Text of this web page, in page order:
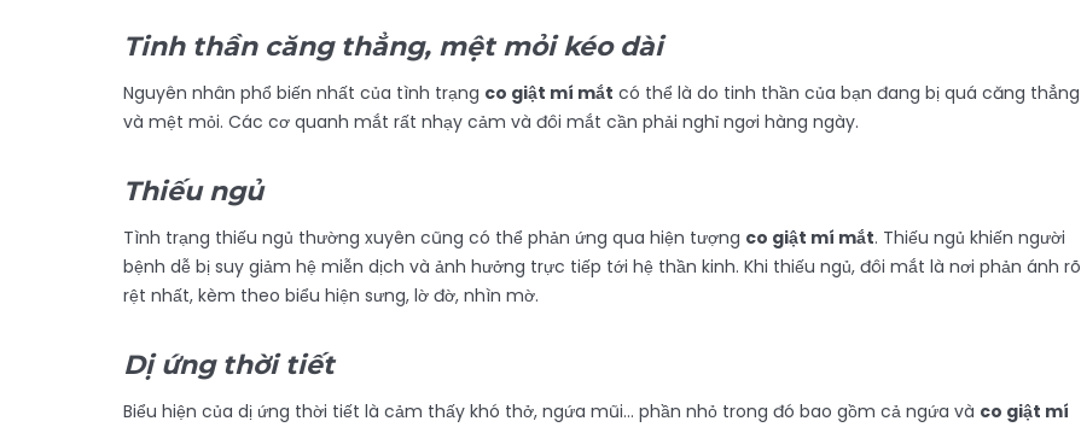
Tinh thần căng thẳng, mệt mỏi kéo dài
Nguyên nhân phổ biến nhất của tình trạng co giật mí mắt có thể là do tinh thần của bạn đang bị quá căng thẳng
và mệt mỏi. Các cơ quanh mắt rất nhạy cảm và đôi mắt cần phải nghỉ ngơi hàng ngày.
Thiếu ngủ
Tình trạng thiếu ngủ thường xuyên cũng có thể phản ứng qua hiện tượng co giật mí mắt. Thiếu ngủ khiến người
bệnh dễ bị suy giảm hệ miễn dịch và ảnh hưởng trực tiếp tới hệ thần kinh. Khi thiếu ngủ, đôi mắt là nơi phản ánh rõ
rệt nhất, kèm theo biểu hiện sưng, lờ đờ, nhìn mờ.
Dị ứng thời tiết
Biểu hiện của dị ứng thời tiết là cảm thấy khó thở, ngứa mũi… phần nhỏ trong đó bao gồm cả ngứa và co giật mí